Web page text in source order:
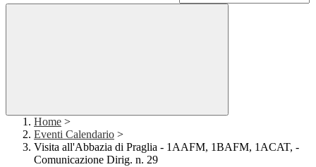
Home >
Eventi Calendario >
Visita all'Abbazia di Praglia - 1AAFM, 1BAFM, 1ACAT, -
Comunicazione Dirig. n. 29